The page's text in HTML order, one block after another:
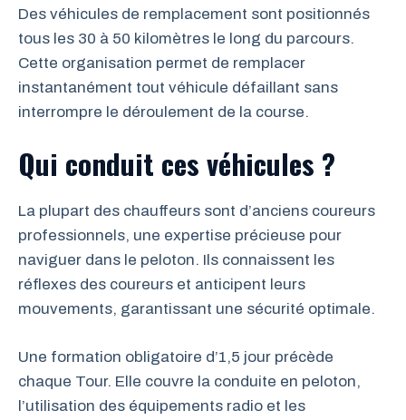
Des véhicules de remplacement sont positionnés
tous les 30 à 50 kilomètres le long du parcours.
Cette organisation permet de remplacer
instantanément tout véhicule défaillant sans
interrompre le déroulement de la course.
Qui conduit ces véhicules ?
La plupart des chauffeurs sont d’anciens coureurs
professionnels, une expertise précieuse pour
naviguer dans le peloton. Ils connaissent les
réflexes des coureurs et anticipent leurs
mouvements, garantissant une sécurité optimale.
Une formation obligatoire d’1,5 jour précède
chaque Tour. Elle couvre la conduite en peloton,
l’utilisation des équipements radio et les